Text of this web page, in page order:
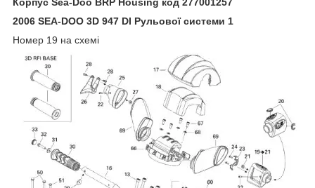
2006 SEA-DOO 3D 947 DI Рульової системи 1
Номер 19 на схемі